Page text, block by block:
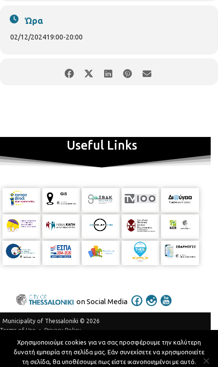
Ώρα
02/12/202419:00-20:00
Useful Links
on Social Media
Municipality of Thessaloniki © 2026
Terms of Use
Privacy Policy
Telephone Catalog
Developed byMyCompany Projects
Χρησιμοποιούμε cookies για να σας προσφέρουμε την καλύτερη
δυνατή εμπειρία στη σελίδα μας. Εάν συνεχίσετε να χρησιμοποιείτε
τη σελίδα, θα υποθέσουμε πως είστε ικανοποιημένοι με αυτό.